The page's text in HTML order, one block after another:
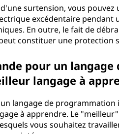
surtension, vous pouvez
excédentaire pendant
En outre, le fait de
constituer une protection
pour un
langage à
langage de
à apprendre. Le
vous souhaitez